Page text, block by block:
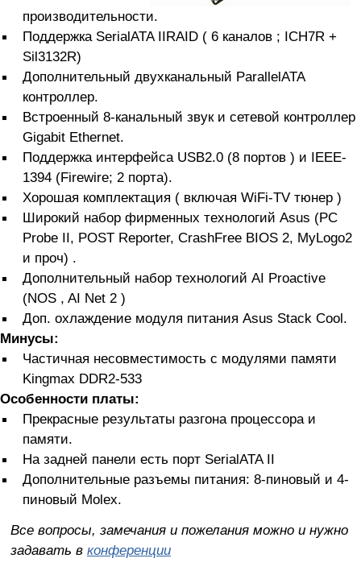
производительности.
Поддержка SerialATA IIRAID ( 6 каналов ; ICH7R +
Sil3132R)
Дополнительный двухканальный ParallelATA
контроллер.
Встроенный 8-канальный звук и сетевой контроллер
Gigabit Ethernet.
Поддержка интерфейса USB2.0 (8 портов ) и IEEE-
1394 (Firewire; 2 порта).
Хорошая комплектация ( включая WiFi-TV тюнер )
Широкий набор фирменных технологий Asus (PC
Probe II, POST Reporter, CrashFree BIOS 2, MyLogo2
и проч) .
Дополнительный набор технологий AI Proactive
(NOS , AI Net 2 )
Доп. охлаждение модуля питания Asus Stack Cool.
Минусы:
Частичная несовместимость с модулями памяти
Kingmax DDR2-533
Особенности платы:
Прекрасные результаты разгона процессора и
памяти.
На задней панели есть порт SerialATA II
Дополнительные разъемы питания: 8-пиновый и 4-
пиновый Molex.
Все вопросы, замечания и пожелания можно и нужно
задавать в конференции